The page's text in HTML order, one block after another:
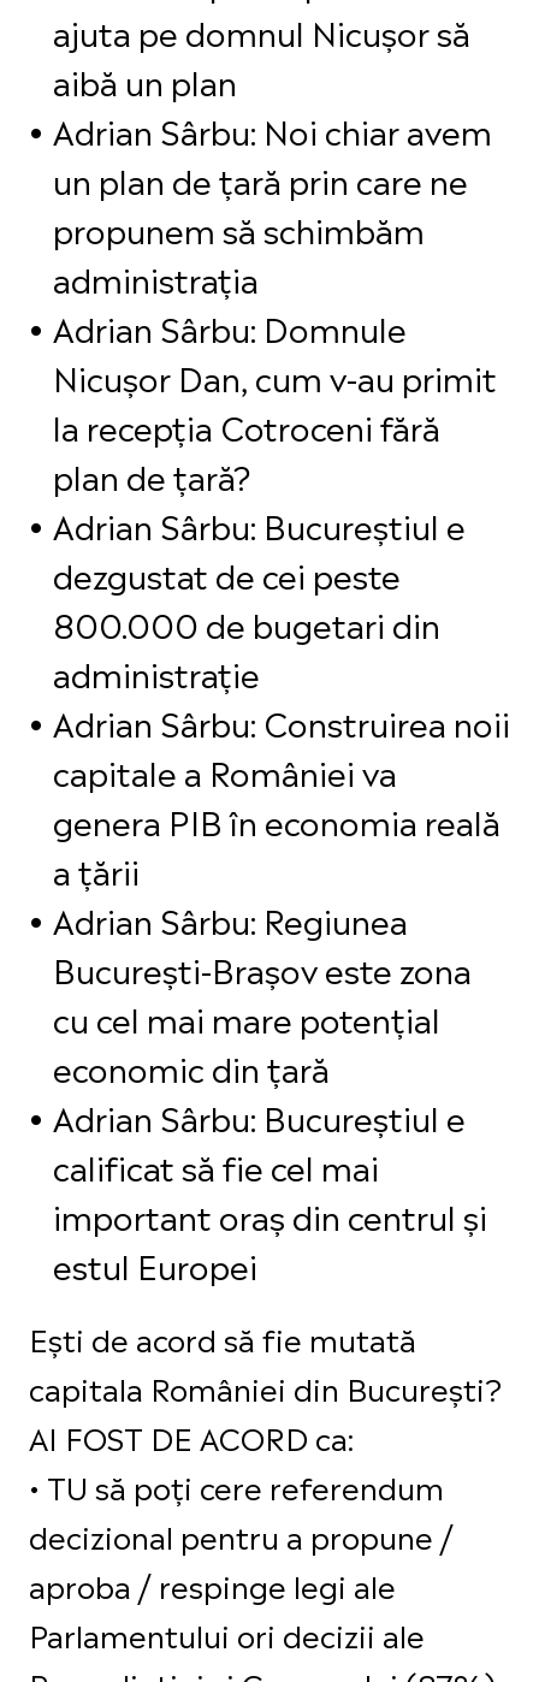
ajuta pe domnul Nicușor să
aibă un plan
Adrian Sârbu: Noi chiar avem
un plan de țară prin care ne
propunem să schimbăm
administrația
Adrian Sârbu: Domnule
Nicușor Dan, cum v-au primit
la recepția Cotroceni fără
plan de țară?
Adrian Sârbu: Bucureștiul e
dezgustat de cei peste
800.000 de bugetari din
administrație
Adrian Sârbu: Construirea noii
capitale a României va
genera PIB în economia reală
a țării
Adrian Sârbu: Regiunea
București-Brașov este zona
cu cel mai mare potențial
economic din țară
Adrian Sârbu: Bucureștiul e
calificat să fie cel mai
important oraș din centrul și
estul Europei
Ești de acord să fie mutată
capitala României din București?
AI FOST DE ACORD ca:
•⁠ ⁠TU să poți cere referendum
decizional pentru a propune /
aproba / respinge legi ale
Parlamentului ori decizii ale